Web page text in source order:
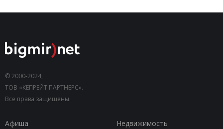
© 2000-2024,
ТОВ «КЕПРЕЙТ ПАРТНЕРС».
Все права защищены.
Афиша
Недвижимость